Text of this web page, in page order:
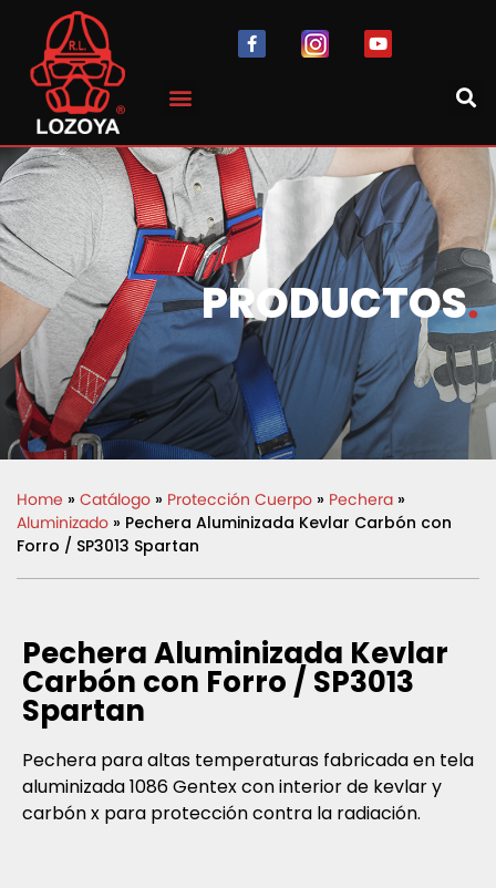
PRODUCTOS.
Home » Catálogo » Protección Cuerpo » Pechera »
Aluminizado » Pechera Aluminizada Kevlar Carbón con
Forro / SP3013 Spartan
Pechera Aluminizada Kevlar
Carbón con Forro / SP3013
Spartan
Pechera para altas temperaturas fabricada en tela
aluminizada 1086 Gentex con interior de kevlar y
carbón x para protección contra la radiación.